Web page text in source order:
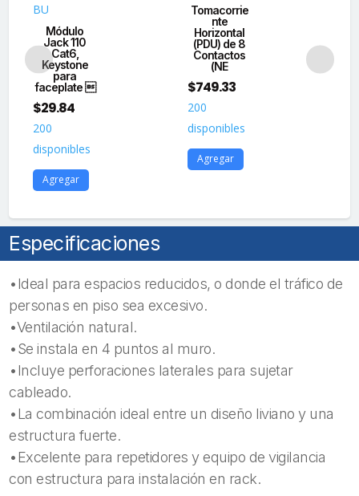
BU
Módulo
Jack 110
Cat6,
Keystone
para
faceplate 
$29.84
200
disponibles
Agregar
Tomacorrie
nte
Horizontal
(PDU) de 8
Contactos
(NE
$749.33
200
disponibles
Agregar
Especificaciones
•Ideal para espacios reducidos, o donde el tráfico de
personas en piso sea excesivo.
•Ventilación natural.
•Se instala en 4 puntos al muro.
•Incluye perforaciones laterales para sujetar
cableado.
•La combinación ideal entre un diseño liviano y una
estructura fuerte.
•Excelente para repetidores y equipo de vigilancia
con estructura para instalación en rack.